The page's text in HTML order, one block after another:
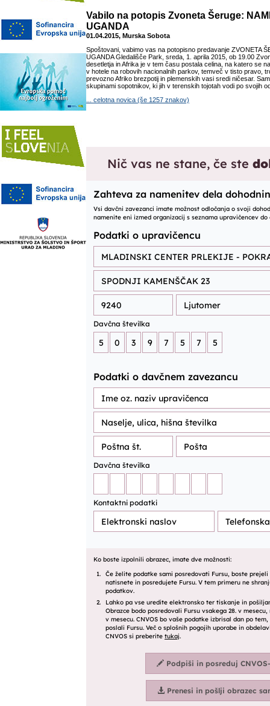
Vabilo na potopis Zvoneta Šeruge:
UGANDA
01.04.2015, Murska Sobota
Spoštovani, vabimo vas na potopisno predavanje ZVONETA
UGANDA Gledališče Park, sreda, 1. aprila 2015, ob 19.00
desetletja in Afrika je v tem času postala celina, na katero se
v hotele na robovih nacionalnih parkov, temveč v tisto pravo,
prevozno Afriko brezpotij in plemenskih vasi sredi ničesar.
skupinami sopotnikov, ki jih v terenskih tojotah vodi po svojih
... celotna novica (še 1257 znakov)